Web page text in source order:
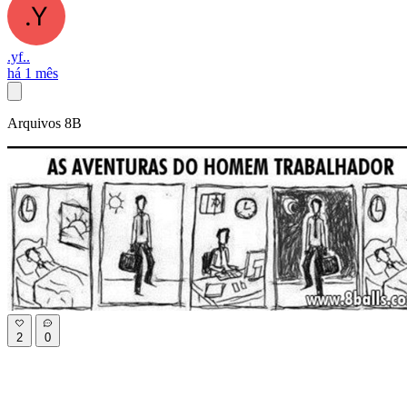
.yf..
há 1 mês
Arquivos 8B
2 0